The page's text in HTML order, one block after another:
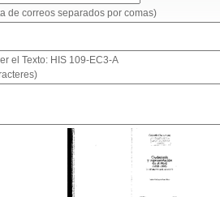
de correos separados por comas)
el Texto: HIS 109-EC3-A